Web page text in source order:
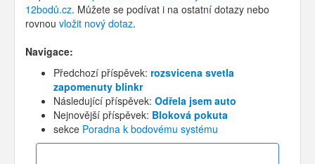
12bodů.cz. Můžete se podívat i na ostatní dotazy nebo
rovnou vložit nový dotaz.
Navigace:
Předchozí příspěvek: rozsvicena svetla
zapomenuty blinkr
Následující příspěvek: Odřela jsem auto
Nejnovější příspěvek: Bloková pokuta
sekce Poradna k bodovému systému